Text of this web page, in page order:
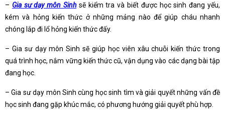
– Gia sư dạy môn Sinhsẽ kiểm tra và biết được học sinh đang yếu,
kém và hỏng kiến thức ở những mảng nào để giúp cháu nhanh
chóng lắp đi lổ hỏng kiến thức đấy.
– Gia sư dạy môn Sinh sẽ giúp học viên xâu chuỗi kiến thức trong
quá trình học, nắm vững kiến thức cũ, vận dụng vào các dạng bài tập
đang học.
– Gia sư dạy môn Sinh cùng học sinh tìm và giải quyết những vấn đề
học sinh đang gặp khúc mắc, có phương hướng giải quyết phù hợp.